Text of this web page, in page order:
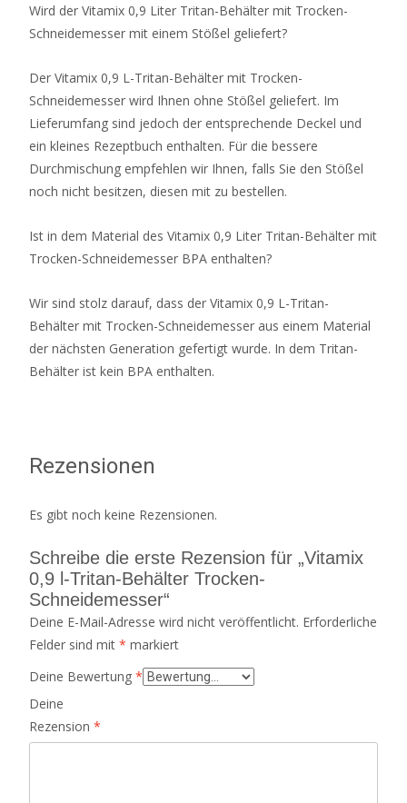
Wird der Vitamix 0,9 Liter Tritan-Behälter mit Trocken-
Schneidemesser mit einem Stößel geliefert?
Der Vitamix 0,9 L-Tritan-Behälter mit Trocken-
Schneidemesser wird Ihnen ohne Stößel geliefert. Im
Lieferumfang sind jedoch der entsprechende Deckel und
ein kleines Rezeptbuch enthalten. Für die bessere
Durchmischung empfehlen wir Ihnen, falls Sie den Stößel
noch nicht besitzen, diesen mit zu bestellen.
Ist in dem Material des Vitamix 0,9 Liter Tritan-Behälter mit
Trocken-Schneidemesser BPA enthalten?
Wir sind stolz darauf, dass der Vitamix 0,9 L-Tritan-
Behälter mit Trocken-Schneidemesser aus einem Material
der nächsten Generation gefertigt wurde. In dem Tritan-
Behälter ist kein BPA enthalten.
Rezensionen
Es gibt noch keine Rezensionen.
Schreibe die erste Rezension für „Vitamix
0,9 l-Tritan-Behälter Trocken-
Schneidemesser“
Deine E-Mail-Adresse wird nicht veröffentlicht. Erforderliche
Felder sind mit * markiert
Deine Bewertung *
Deine
Rezension *